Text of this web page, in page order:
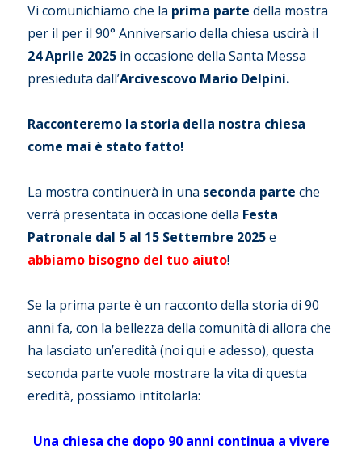
Vi comunichiamo che la prima parte della mostra
per il per il 90° Anniversario della chiesa uscirà il
24 Aprile 2025 in occasione della Santa Messa
presieduta dall’Arcivescovo Mario Delpini.
Racconteremo la storia della nostra chiesa
come mai è stato fatto!
La mostra continuerà in una seconda parte che
verrà presentata in occasione della Festa
Patronale dal 5 al 15 Settembre 2025e
abbiamo bisogno del tuo aiuto!
Se la prima parte è un racconto della storia di 90
anni fa, con la bellezza della comunità di allora che
ha lasciato un’eredità (noi qui e adesso), questa
seconda parte vuole mostrare la vita di questa
eredità, possiamo intitolarla:
Una chiesa che dopo 90 anni continua a vivere